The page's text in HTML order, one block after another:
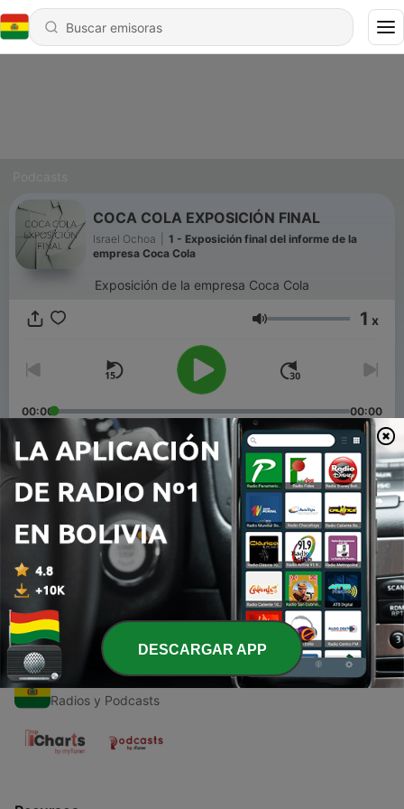
COCA COLA EXPOSICIÓN FINAL
Israel Ochoa
1 - Exposición final del informe de la
empresa Coca Cola
Exposición de la empresa Coca Cola
Volumen 1 x
00:00 00:00
Episodios
1 - Exposición final del informe de la empresa Coca
Cola
Radios de Bolivia
Radios y Podcasts
DESCARGAR APP